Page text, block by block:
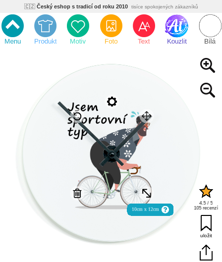
🇨🇿 Český eshop s tradicí od roku 2010 tisíce spokojených zákazníků
Ekologický a zdravotně nezávadný žádná čína, barvy s certifikáty
💡Inovativní výroba vlastní vývoj, nejnovější technologie
Rychlé dodání expedujeme do 24h
Kvalita pod kontrolou jsme přímý výrobce, žádný zprostředkovatel
Český eshop s tradicí od roku 2010 tisíce spokojených zákazníků